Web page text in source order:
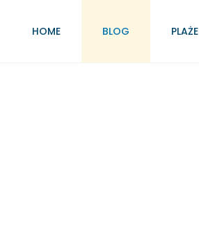
HOME BLOG PLAŻE